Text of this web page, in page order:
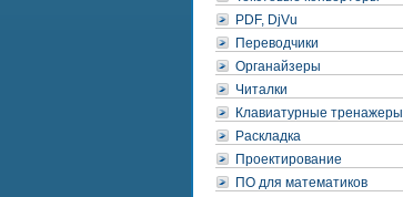
PDF, DjVu
Переводчики
Органайзеры
Читалки
Клавиатурные тренажеры
Раскладка
Проектирование
ПО для математиков